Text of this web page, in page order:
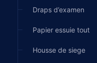
Draps d’examen
Papier essuie tout
Housse de siege